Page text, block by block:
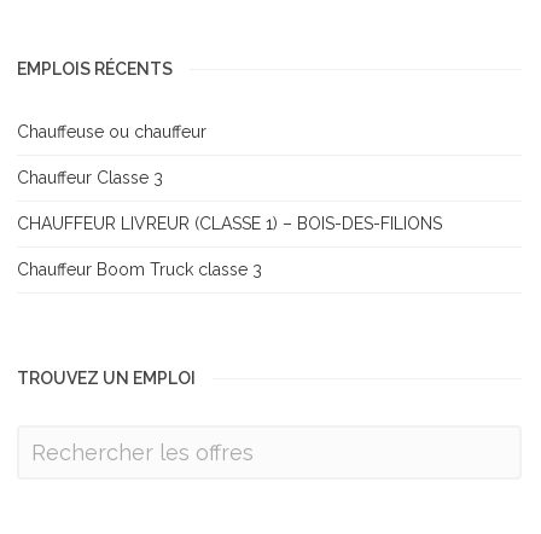
EMPLOIS RÉCENTS
Chauffeuse ou chauffeur
Chauffeur Classe 3
CHAUFFEUR LIVREUR (CLASSE 1) – BOIS-DES-FILIONS
Chauffeur Boom Truck classe 3
TROUVEZ UN EMPLOI